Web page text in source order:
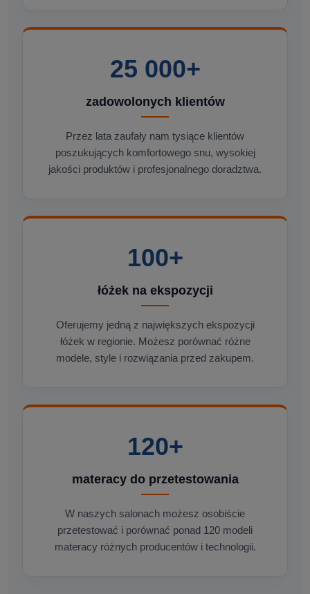
25 000+
zadowolonych klientów
Przez lata zaufały nam tysiące klientów
poszukujących komfortowego snu, wysokiej
jakości produktów i profesjonalnego doradztwa.
100+
łóżek na ekspozycji
Oferujemy jedną z największych ekspozycji
łóżek w regionie. Możesz porównać różne
modele, style i rozwiązania przed zakupem.
120+
materacy do przetestowania
W naszych salonach możesz osobiście
przetestować i porównać ponad 120 modeli
materacy różnych producentów i technologii.